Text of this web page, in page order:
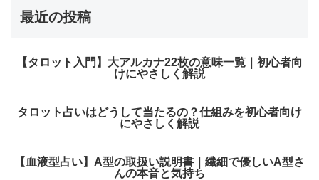
最近の投稿
【タロット入門】大アルカナ22枚の意味一覧｜初心者向
けにやさしく解説
タロット占いはどうして当たるの？仕組みを初心者向け
にやさしく解説
【血液型占い】A型の取扱い説明書｜繊細で優しいA型さ
んの本音と気持ち